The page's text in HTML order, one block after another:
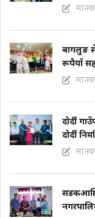
बागलुङ
रूपैयाँ
दोर्दी
दोर्दी